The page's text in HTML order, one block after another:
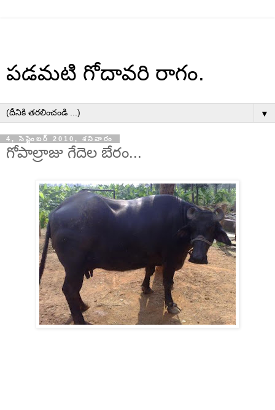
పడమటి గోదావరి రాగం.
▼
4, సెప్టెంబర్ 2010, శనివారం
గోపాల్రాజు గేదెల బేరం...